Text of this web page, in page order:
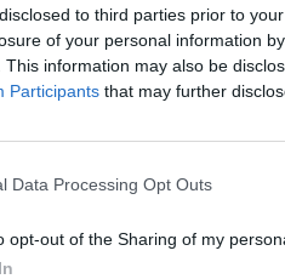
to third parties prior to
of your personal information
This information may also be
Participants that may further
Data Processing Opt Outs
opt-out of the Sharing of my
σχέση με έναν
Ρίτσι Ακίβα.
ως ο «Βασιλιάς των
από το περιβάλλον της είχε
με τον Ρίτσι. Έχουν
ΔΙΑΦΗΜΙΣΗ